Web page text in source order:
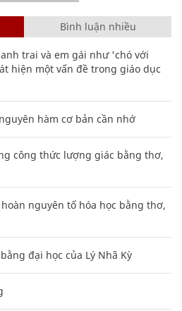
Bình luận nhiều
trai và em gái như 'chó với
hiện một vấn đề trong giáo dục
hàm cơ bản cần nhớ
công thức lượng giác bằng thơ,
nguyên tố hóa học bằng thơ,
đại học của Lý Nhã Kỳ